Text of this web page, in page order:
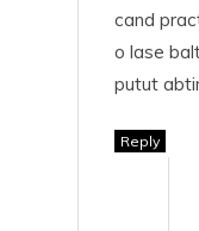
cand
o lase
putut
Reply